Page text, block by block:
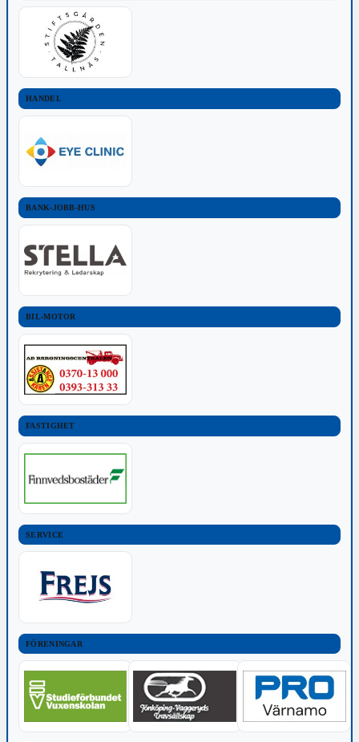
HANDEL
BANK-JOBB-HUS
BIL-MOTOR
FASTIGHET
SERVICE
FÖRENINGAR